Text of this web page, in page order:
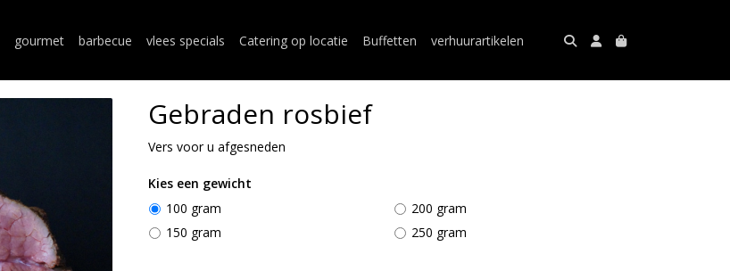
gourmet barbecue vlees specials Catering op locatie Buffetten verhuurartikelen
Gebraden rosbief
Vers voor u afgesneden
Kies een gewicht
100 gram
150 gram
200 gram
250 gram